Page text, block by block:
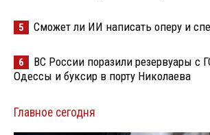
5 Сможет ли ИИ написать оперу и
6
ВС России поразили резервуары с
Одессы и буксир в порту Николаева
Главное сегодня